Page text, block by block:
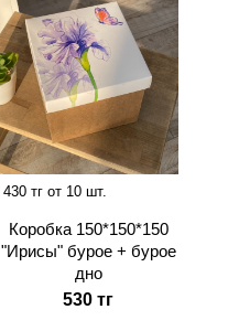
430 тг от 10 шт.
Коробка 150*150*150
"Ирисы" бурое + бурое
дно
530 тг